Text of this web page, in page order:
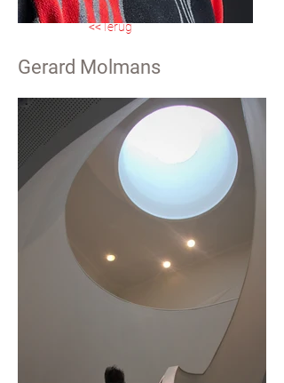
<<Terug
Gerard Molmans